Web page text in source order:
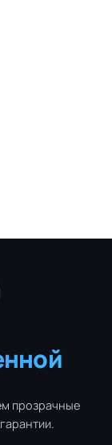
прозрачные